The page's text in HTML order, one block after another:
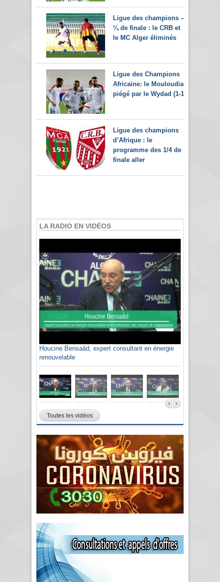
Ligue des champions –
¼ de finale : le CRB et
le MC Alger éliminés
Ligue des Champions
Africaine: le Mouloudia
piégé par le Wydad (1-1)
Ligue des champions
d’Afrique : le
programme des 1/4 de
finale aller
LA RADIO EN VIDÉOS
Houcine Bensaâd, expert consultant en énergie
renouvelable
Toutes les vidéos